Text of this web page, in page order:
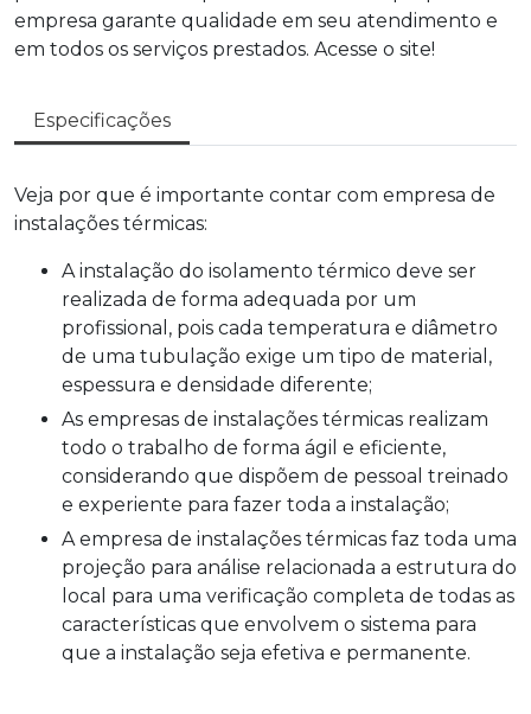
empresa garante qualidade em seu atendimento e
em todos os serviços prestados. Acesse o site!
Especificações
Veja por que é importante contar com empresa de
instalações térmicas:
A instalação do isolamento térmico deve ser
realizada de forma adequada por um
profissional, pois cada temperatura e diâmetro
de uma tubulação exige um tipo de material,
espessura e densidade diferente;
As empresas de instalações térmicas realizam
todo o trabalho de forma ágil e eficiente,
considerando que dispõem de pessoal treinado
e experiente para fazer toda a instalação;
Aempresa de instalações térmicas faz toda uma
projeção para análise relacionada a estrutura do
local para uma verificação completa de todas as
características que envolvem o sistema para
que a instalação seja efetiva e permanente.